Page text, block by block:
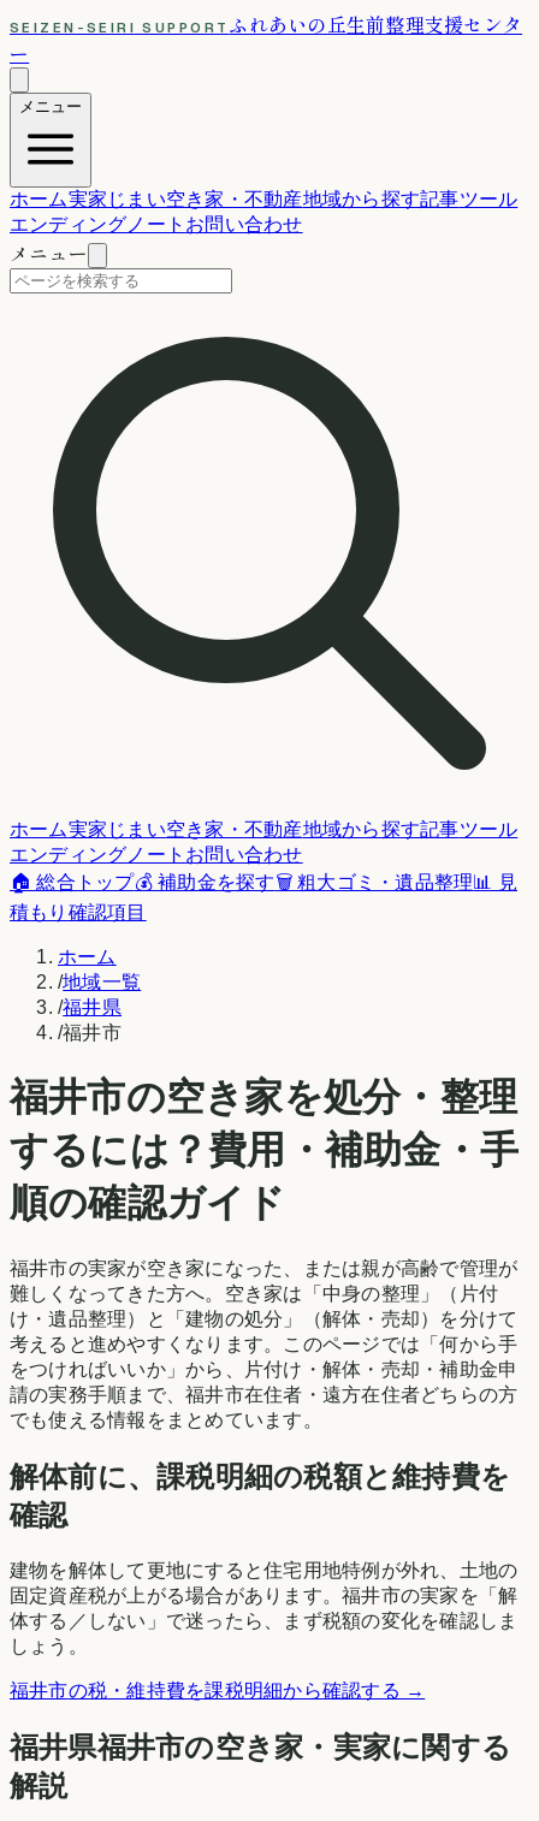
SEIZEN-SEIRI SUPPORT ふれあいの丘生前整理支援センタ
ー
メニュー
ホーム実家じまい空き家・不動産地域から探す記事ツール
エンディングノート お問い合わせ
メニュー
ホーム実家じまい空き家・不動産地域から探す記事ツール
エンディングノート お問い合わせ
🏠 総合トップ💰 補助金を探す🗑️ 粗大ゴミ・遺品整理📊 見
積もり確認項目
ホーム
/地域一覧
/福井県
/福井市
福井市の空き家を処分・整理
するには？費用・補助金・手
順の確認ガイド
福井市の実家が空き家になった、または親が高齢で管理が
難しくなってきた方へ。空き家は「中身の整理」（片付
け・遺品整理）と「建物の処分」（解体・売却）を分けて
考えると進めやすくなります。このページでは「何から手
をつければいいか」から、片付け・解体・売却・補助金申
請の実務手順まで、福井市在住者・遠方在住者どちらの方
でも使える情報をまとめています。
解体前に、課税明細の税額と維持費を
確認
建物を解体して更地にすると住宅用地特例が外れ、土地の
固定資産税が上がる場合があります。福井市の実家を「解
体する／しない」で迷ったら、まず税額の変化を確認しま
しょう。
福井市の税・維持費を課税明細から確認する →
福井県福井市の空き家・実家に関する
解説